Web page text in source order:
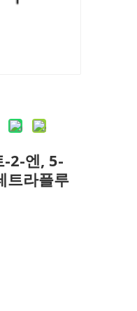
-2-엔, 5-
트라플루